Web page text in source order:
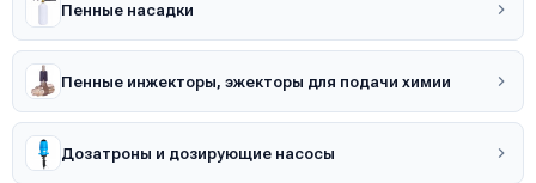
Пенные насадки
Пенные инжекторы, эжекторы для подачи химии
Дозатроны и дозирующие насосы